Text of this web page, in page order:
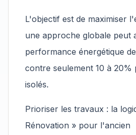
L'objectif est de maximiser
une approche globale peut
performance énergétique
contre seulement 10 à 20%
isolés.
Prioriser les travaux : la
Rénovation » pour l'ancien